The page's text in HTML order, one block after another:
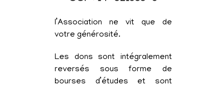
l’Association ne vit que de
votre générosité.
Les dons sont intégralement
reversés sous forme de
bourses d’études et sont